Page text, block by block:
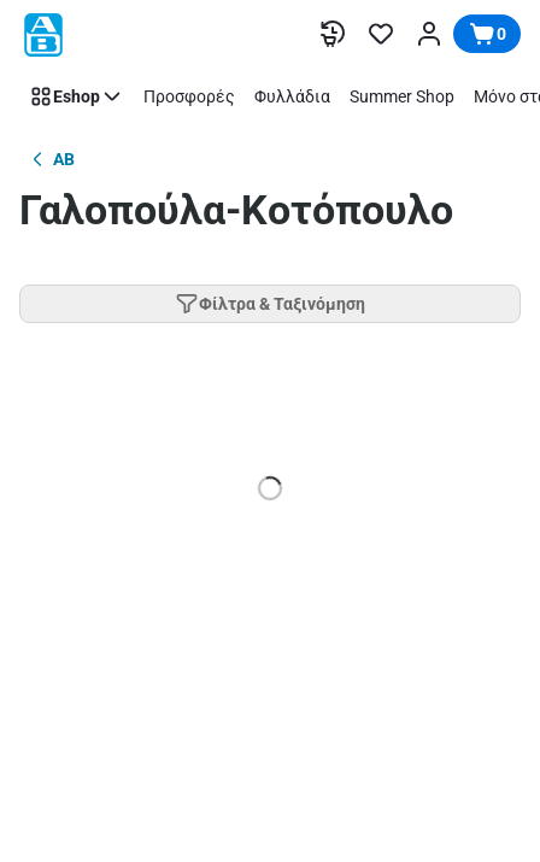
Παράλειψη 0
Eshop Προσφορές Φυλλάδια Summer Shop Μόνο
AB
Γαλοπούλα-Koτόπουλο
Φίλτρα & Ταξινόμηση